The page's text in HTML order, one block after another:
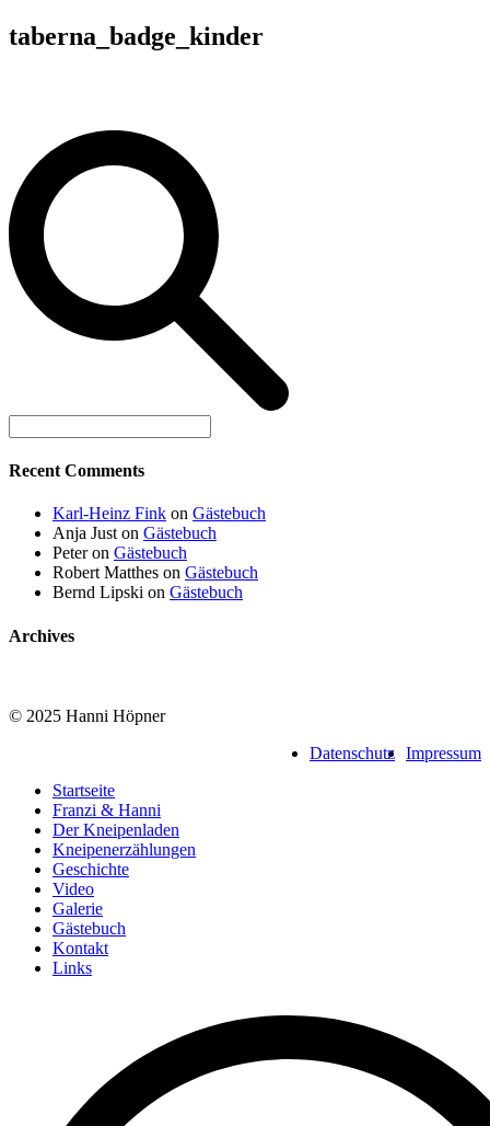
taberna_badge_kinder
Recent Comments
Karl-Heinz Fink on Gästebuch
Anja Just on Gästebuch
Peteron Gästebuch
Robert Matthes on Gästebuch
Bernd Lipski on Gästebuch
Archives
© 2025 Hanni Höpner
Impressum
Datenschutz
Startseite
Franzi & Hanni
Der Kneipenladen
Kneipenerzählungen
Geschichte
Video
Galerie
Gästebuch
Kontakt
Links